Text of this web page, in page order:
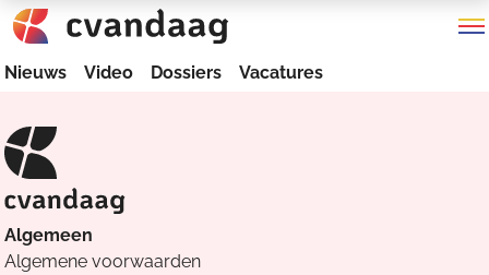
Nieuws Video Dossiers Vacatures
Algemeen
Algemene voorwaarden